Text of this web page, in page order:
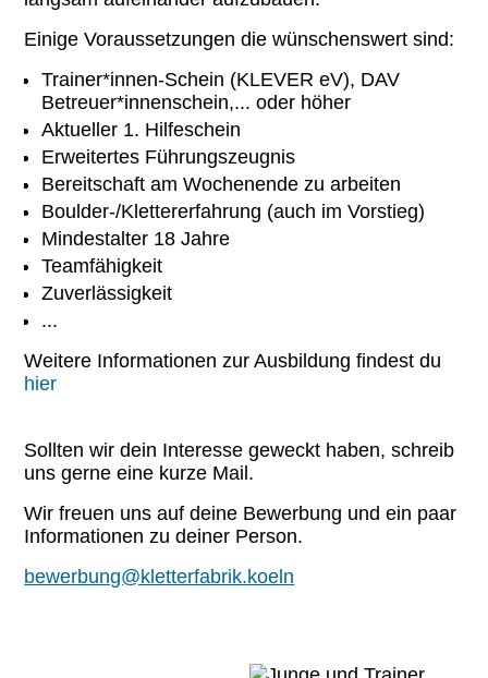
Einige Voraussetzungen die wünschenswert sind:
Trainer*innen-Schein (KLEVER eV), DAV
Betreuer*innenschein,... oder höher
Aktueller 1. Hilfeschein
Erweitertes Führungszeugnis
Bereitschaft am Wochenende zu arbeiten
Boulder-/Klettererfahrung (auch im Vorstieg)
Mindestalter 18 Jahre
Teamfähigkeit
Zuverlässigkeit
...
Weitere Informationen zur Ausbildung findest du
hier
Sollten wir dein Interesse geweckt haben, schreib
uns gerne eine kurze Mail.
Wir freuen uns auf deine Bewerbung und ein paar
Informationen zu deiner Person.
bewerbung@kletterfabrik.koeln